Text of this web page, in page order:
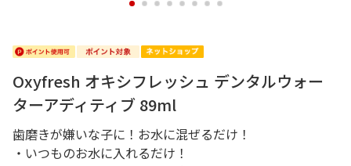
1 2 3 4 5 6 7 8
Oxyfresh オキシフレッシュ デンタルウォー
ターアディティブ 89ml
歯磨きが嫌いな子に！お水に混ぜるだけ！
・いつものお水に入れるだけ！